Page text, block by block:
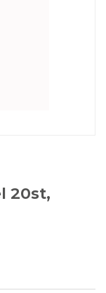
20st,